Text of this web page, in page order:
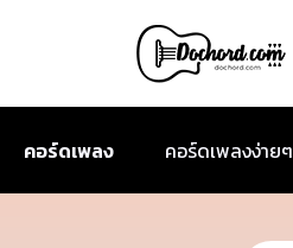
คอร์ดเพลง คอร์ดเพลงง่ายๆ